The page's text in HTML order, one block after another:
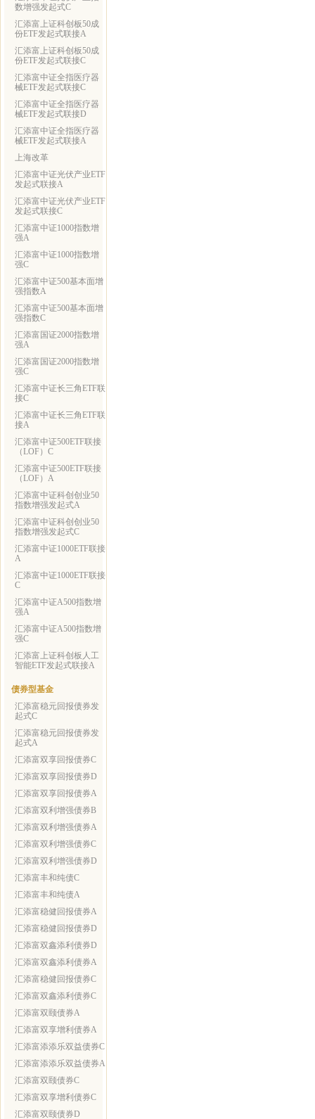
数增强发起式C
汇添富上证科创板50成
份ETF发起式联接A
汇添富上证科创板50成
份ETF发起式联接C
汇添富中证全指医疗器
械ETF发起式联接C
汇添富中证全指医疗器
械ETF发起式联接D
汇添富中证全指医疗器
械ETF发起式联接A
上海改革
汇添富中证光伏产业ETF
发起式联接A
汇添富中证光伏产业ETF
发起式联接C
汇添富中证1000指数增
强A
汇添富中证1000指数增
强C
汇添富中证500基本面增
强指数A
汇添富中证500基本面增
强指数C
汇添富国证2000指数增
强A
汇添富国证2000指数增
强C
汇添富中证长三角ETF联
接C
汇添富中证长三角ETF联
接A
汇添富中证500ETF联接
（LOF）C
汇添富中证500ETF联接
（LOF）A
汇添富中证科创创业50
指数增强发起式A
汇添富中证科创创业50
指数增强发起式C
汇添富中证1000ETF联接
A
汇添富中证1000ETF联接
C
汇添富中证A500指数增
强A
汇添富中证A500指数增
强C
汇添富上证科创板人工
智能ETF发起式联接A
债券型基金
汇添富稳元回报债券发
起式C
汇添富稳元回报债券发
起式A
汇添富双享回报债券C
汇添富双享回报债券D
汇添富双享回报债券A
汇添富双利增强债券B
汇添富双利增强债券A
汇添富双利增强债券C
汇添富双利增强债券D
汇添富丰和纯债C
汇添富丰和纯债A
汇添富稳健回报债券A
汇添富稳健回报债券D
汇添富双鑫添利债券D
汇添富双鑫添利债券A
汇添富稳健回报债券C
汇添富双鑫添利债券C
汇添富双颐债券A
汇添富双享增利债券A
汇添富添添乐双益债券C
汇添富添添乐双益债券A
汇添富双颐债券C
汇添富双享增利债券C
汇添富双颐债券D